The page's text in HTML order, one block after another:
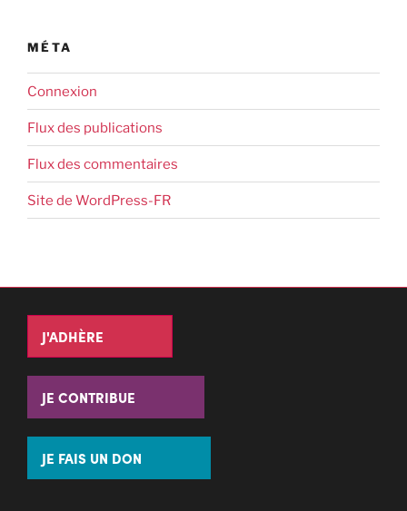
MÉTA
Connexion
Flux des publications
Flux des commentaires
Site de WordPress-FR
J'ADHÈRE
JE CONTRIBUE
JE FAIS UN DON